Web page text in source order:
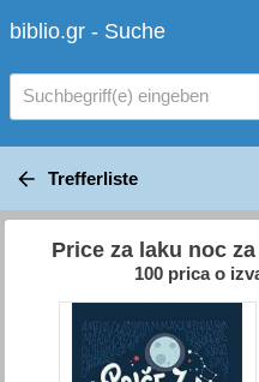
biblio.gr - Suche
Suchbegriff(e) eingeben
Trefferliste
Price za laku noc
100 prica o